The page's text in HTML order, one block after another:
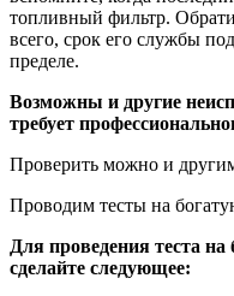
топливный фильтр.
всего, срок его службы
пределе.
Возможны и другие
требует
Проверить можно и
Проводим тесты на
Для проведения теста
сделайте следующее: